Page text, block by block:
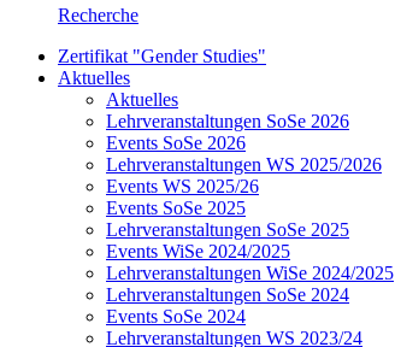
Recherche
Zertifikat "Gender Studies"
Aktuelles
Aktuelles
Lehrveranstaltungen SoSe 2026
Events SoSe 2026
Lehrveranstaltungen WS 2025/2026
Events WS 2025/26
Events SoSe 2025
Lehrveranstaltungen SoSe 2025
Events WiSe 2024/2025
Lehrveranstaltungen WiSe 2024/2025
Lehrveranstaltungen SoSe 2024
Events SoSe 2024
Lehrveranstaltungen WS 2023/24